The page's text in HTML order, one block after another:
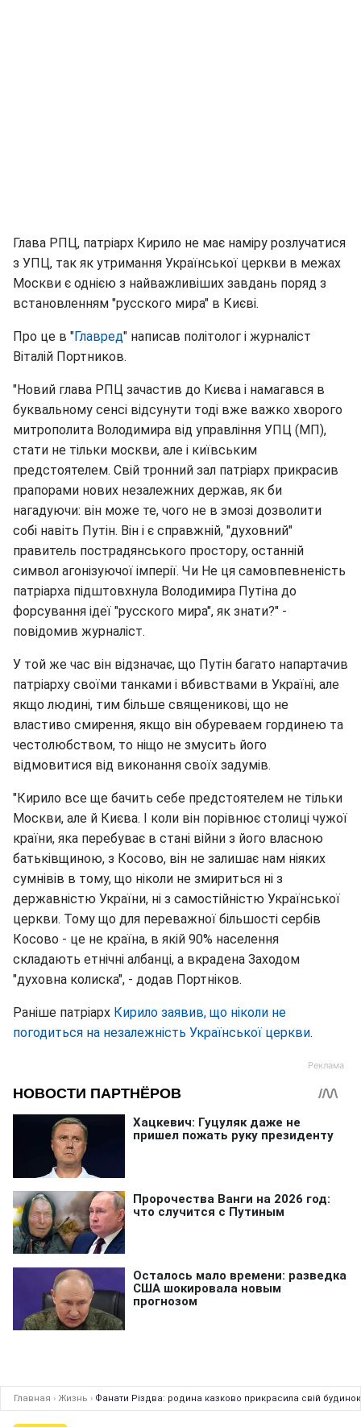
Глава РПЦ, патріарх Кирило не має наміру розлучатися
з УПЦ, так як утримання Української церкви в межах
Москви є однією з найважливіших завдань поряд з
встановленням "русского мира" в Києві.
Про це в "Главред" написав політолог і журналіст
Віталій Портников.
"Новий глава РПЦ зачастив до Києва і намагався в
буквальному сенсі відсунути тоді вже важко хворого
митрополита Володимира від управління УПЦ (МП),
стати не тільки москви, але і київським
предстоятелем. Свій тронний зал патріарх прикрасив
прапорами нових незалежних держав, як би
нагадуючи: він може те, чого не в змозі дозволити
собі навіть Путін. Він і є справжній, "духовний"
правитель пострадянського простору, останній
символ агонізуючої імперії. Чи Не ця самовпевненість
патріарха підштовхнула Володимира Путіна до
форсування ідеї "русского мира", як знати?" -
повідомив журналіст.
У той же час він відзначає, що Путін багато напартачив
патріарху своїми танками і вбивствами в Україні, але
якщо людині, тим більше священикові, що не
властиво смирення, якщо він обуреваем гординею та
честолюбством, то ніщо не змусить його
відмовитися від виконання своїх задумів.
"Кирило все ще бачить себе предстоятелем не тільки
Москви, але й Києва. І коли він порівнює столиці чужої
країни, яка перебуває в стані війни з його власною
батьківщиною, з Косово, він не залишає нам ніяких
сумнівів в тому, що ніколи не змириться ні з
державністю України, ні з самостійністю Української
церкви. Тому що для переважної більшості сербів
Косово - це не країна, в якій 90% населення
складають етнічні албанці, а вкрадена Заходом
"духовна колиска", - додав Портніков.
Раніше патріарх Кирило заявив, що ніколи не
погодиться на незалежність Української церкви.
Главная › Жизнь › Фанати Різдва: родина казково прикрасила свій